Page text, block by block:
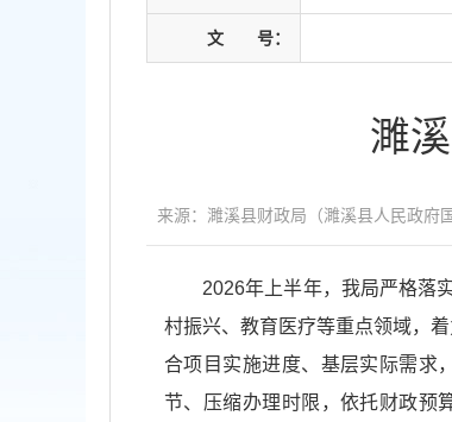
文 号：
濉
来源：濉溪县财政局（濉溪县人民政府
2026年上半年，我局严格落
村振兴、教育医疗等重点领域，
合项目实施进度、基层实际需求
节、压缩办理时限，依托财政预